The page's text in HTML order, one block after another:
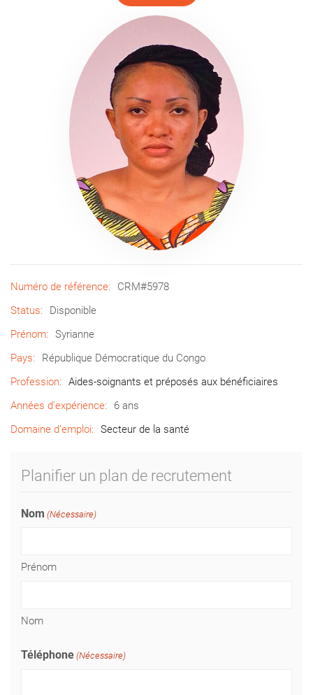
Numéro de référence:
CRM#5978
Status:
Disponible
Prénom:
Syrianne
Pays:
République Démocratique du Congo
Profession:
Aides-soignants et préposés aux bénéficiaires
Années d’expérience:
6 ans
Domaine d’emploi:
Secteur de la santé
Planifier un plan de recrutement
Nom (Nécessaire)
Prénom
Nom
Téléphone (Nécessaire)